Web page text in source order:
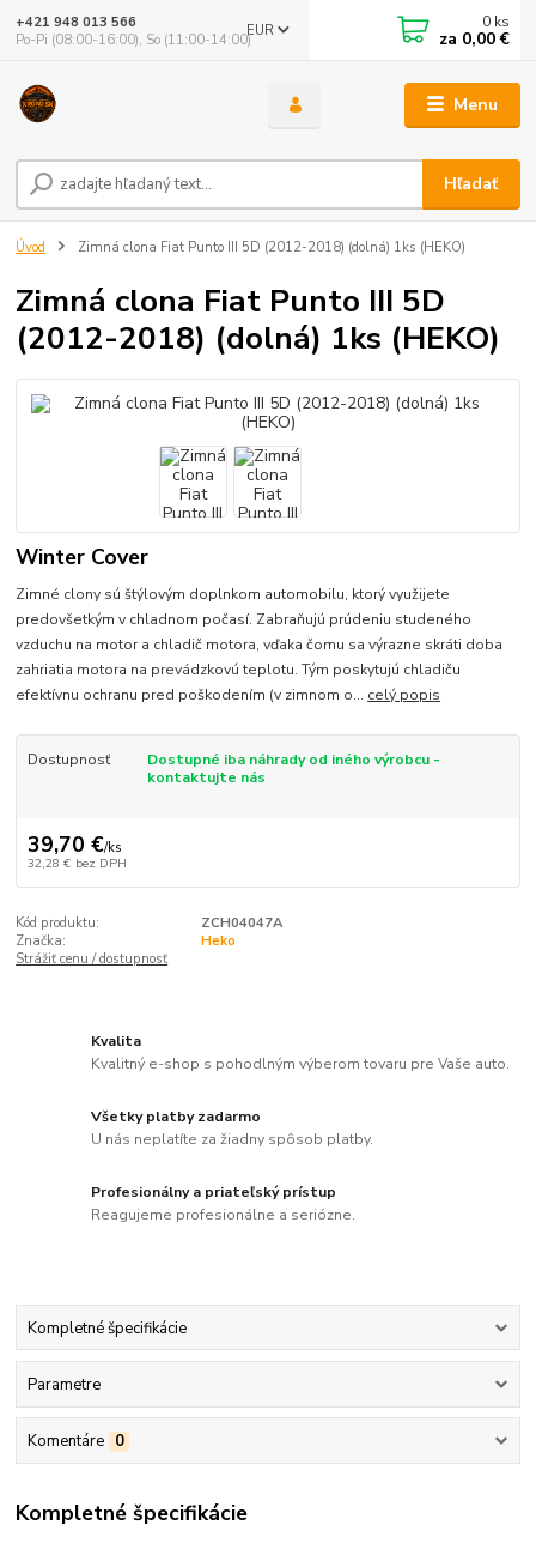
Menu
EUR
Hľadať
+421 948 013 566
Po-Pi (08:00-16:00), So (11:00-14:00)
0 ks
za 0,00 €
Úvod Zimná clona Fiat Punto III 5D (2012-2018) (dolná) 1ks (HEKO)
Zimná clona Fiat Punto III 5D
(2012-2018) (dolná) 1ks (HEKO)
Winter Cover
Zimné clony sú štýlovým doplnkom automobilu, ktorý využijete
predovšetkým v chladnom počasí. Zabraňujú prúdeniu studeného
vzduchu na motor a chladič motora, vďaka čomu sa výrazne skráti doba
zahriatia motora na prevádzkovú teplotu. Tým poskytujú chladiču
efektívnu ochranu pred poškodením (v zimnom o... celý popis
Dostupnosť
Dostupné iba náhrady od iného výrobcu -
kontaktujte nás
39,70 €/ks
32,28 € bez DPH
Kód produktu:
ZCH04047A
Značka:
Heko
Strážiť cenu / dostupnosť
Kvalita
Kvalitný e-shop s pohodlným výberom tovaru pre Vaše auto.
Všetky platby zadarmo
U nás neplatíte za žiadny spôsob platby.
Profesionálny a priateľský prístup
Reagujeme profesionálne a seriózne.
Kompletné špecifikácie
Parametre
Komentáre 0
Kompletné špecifikácie